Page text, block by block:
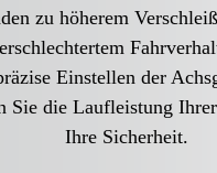
zu höherem
Einstellen der
Sie die Laufleistung
Ihre Sicherheit.